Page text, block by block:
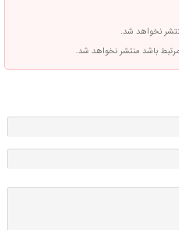
نخواهد شد.
مرتبط باشد منتشر نخواهد شد.